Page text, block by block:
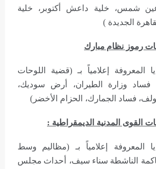
شمس، خلية داعش أكتوبر، خلية
الجديدة )
رموز نظام مبارك
المعروفة إعلامياً بـ (قضية اللوحات
فساد وزارة الطيران، أرض سوديك،
فساد الجمارك، الحزام الأخضر)
القوى المدنية الديمقراطية :
المعروفة إعلامياً بـ (مظاليم وسط
الناشطة سناء سيف، أحداث مجلس